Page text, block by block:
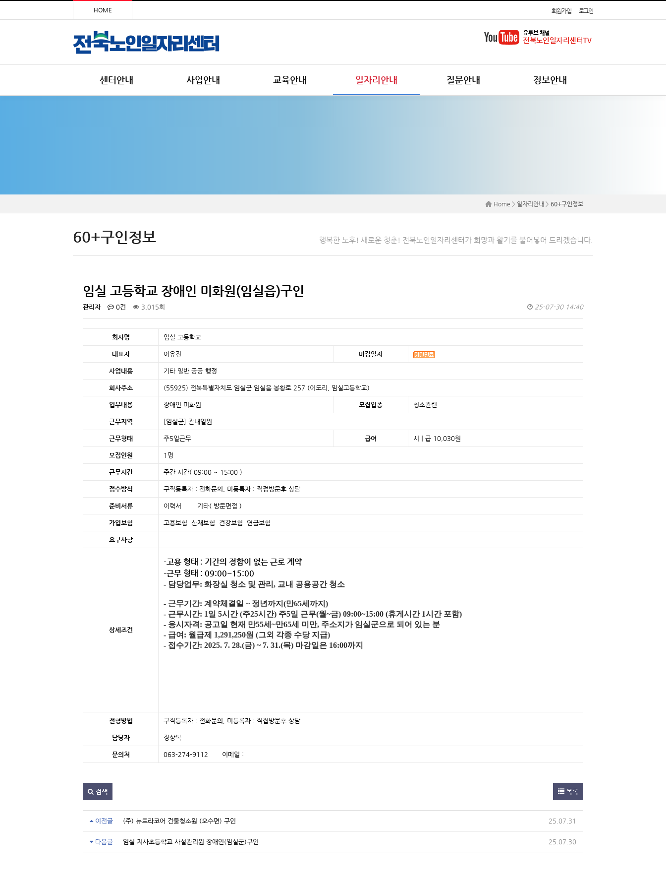
HOME 회원가입 로그인
센터안내 사업안내 교육안내 일자리안내 질문안내 정보안내
Home > 일자리안내 > 60+구인정보
60+구인정보 행복한 노후! 새로운 청춘! 전북노인일자리센터가 희망과 활기를 불어넣어 드리겠습니다.
임실 고등학교 장애인 미화원(임실읍)구인
관리자 0건 3,015회 25-07-30 14:40
회사명 임실 고등학교
대표자 이유진 마감일자
사업내용 기타 일반 공공 행정
회사주소 (55925) 전북특별자치도 임실군 임실읍 봉황로 257 (이도리, 임실고등학교)
업무내용 장애인 미화원 모집업종 청소관련
근무지역 [임실군] 관내일원
근무형태 주5일근무 급여 시ㅣ급 10,030원
모집인원 1명
근무시간 주간 시간( 09:00 ~ 15:00 )
접수방식 구직등록자 : 전화문의, 미등록자 : 직접방문후 상담
준비서류 이력서 기타( 방문면접 )
가입보험 고용보험 산재보험 건강보험 연금보험
요구사항
상세조건
-고용 형태 : 기간의 정함이 없는 근로 계약
-근무 형태 : 09:00~15:00
- 담당업무: 화장실 청소 및 관리, 교내 공용공간 청소
- 근무기간: 계약체결일 ~ 정년까지(만65세까지)
- 근무시간: 1일 5시간 (주25시간) 주5일 근무(월~금) 09:00~15:00 (휴게시간 1시간 포함)
- 응시자격: 공고일 현재 만55세~만65세 미만, 주소지가 임실군으로 되어 있는 분
- 급여: 월급제 1,291,250원 (그외 각종 수당 지급)
- 접수기간: 2025. 7. 28.(금) ~ 7. 31.(목) 마감일은 16:00까지
전형방법 구직등록자 : 전화문의, 미등록자 : 직접방문후 상담
담당자 정상복
문의처 063-274-9112 이메일 :
검색 목록
이전글 (주) 뉴트라코어 건물청소원 (오수면) 구인 25.07.31
다음글 임실 지사초등학교 사설관리원 장애인(임실군)구인 25.07.30